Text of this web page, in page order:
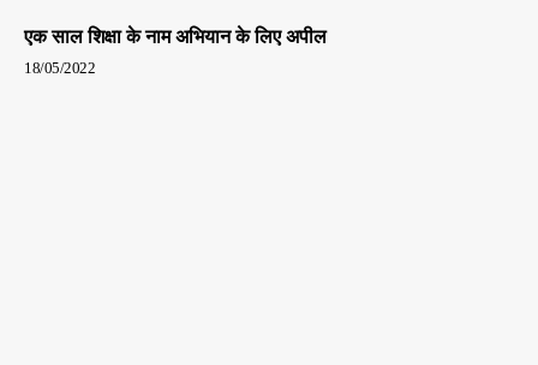
एक साल शिक्षा के नाम अभियान के लिए अपील
18/05/2022